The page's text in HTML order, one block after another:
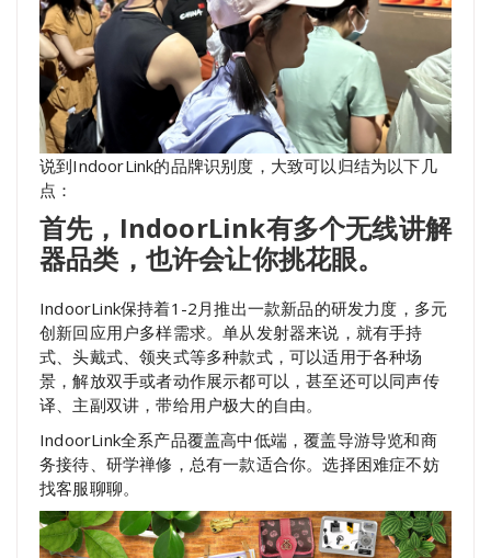
说到IndoorLink的品牌识别度，大致可以归结为以下几
点：
首先，IndoorLink有多个无线讲解
器品类，也许会让你挑花眼。
IndoorLink保持着1-2月推出一款新品的研发力度，多元
创新回应用户多样需求。单从发射器来说，就有手持
式、头戴式、领夹式等多种款式，可以适用于各种场
景，解放双手或者动作展示都可以，甚至还可以同声传
译、主副双讲，带给用户极大的自由。
IndoorLink全系产品覆盖高中低端，覆盖导游导览和商
务接待、研学禅修，总有一款适合你。选择困难症不妨
找客服聊聊。